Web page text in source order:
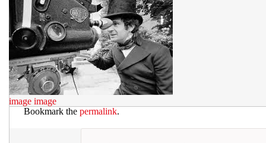
image image
Bookmark the permalink.